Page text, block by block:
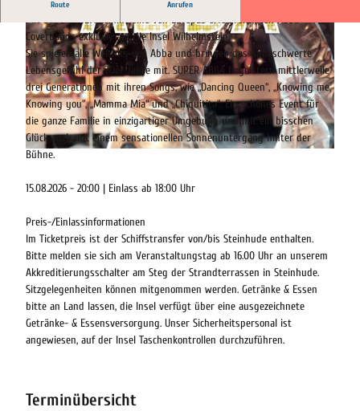
© Block Musik | CC-BY-SA
© Block Musik |
Route Anrufen
Mit SUPER ABBA kommt eine von Europas erfolgreichsten Abba-
Coverbands exklusiv auf die Insel Wilhelmstein.
Sie spielen alle Welthits von Abba und bringen das unbeschwerte
Lebensgefühl der 70er Jahre mit. SUPER ABBA begeistern mittlerweile
drei Generationen mit ihren Songs, wie „Dancing Queen“, „Knowing me,
Knowing you“, „Mamma Mia“ und „Chiquitita“. Ein schönes Event für
die ganze Familie in einzigartiger Umgebung und mit ein bisschen
Glück auch mit einem sensationellen Sonnenuntergang hinter der
Bühne.
15.08.2026 - 20:00 | Einlass ab 18:00 Uhr
Preis-/Einlassinformationen
Im Ticketpreis ist der Schiffstransfer von/bis Steinhude enthalten.
Bitte melden sie sich am Veranstaltungstag ab 16.00 Uhr an unserem
Akkreditierungsschalter am Steg der Strandterrassen in Steinhude.
Sitzgelegenheiten können mitgenommen werden. Getränke & Essen
bitte an Land lassen, die Insel verfügt über eine ausgezeichnete
Getränke- & Essensversorgung. Unser Sicherheitspersonal ist
angewiesen, auf der Insel Taschenkontrollen durchzuführen.
Terminübersicht